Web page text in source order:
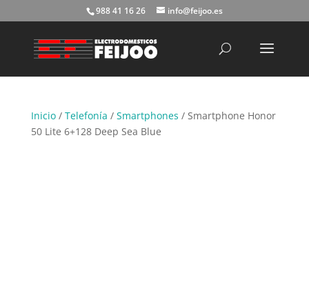
988 41 16 26 info@feijoo.es
Inicio/ Telefonía / Smartphones / Smartphone Honor
50 Lite 6+128 Deep Sea Blue